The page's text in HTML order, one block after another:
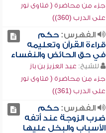
جزء من محاضرة ( فتاوى نور
على الدرب (360))
الفهرس:حكم
قراءة القرآن وتعليمه
في حق الحائض والنفساء
للشيخ: عبد العزيز بن باز
جزء من محاضرة ( فتاوى نور
على الدرب (361))
الفهرس:حكم
ضرب الزوجة عند أتفه
الأسباب والبخل عليها